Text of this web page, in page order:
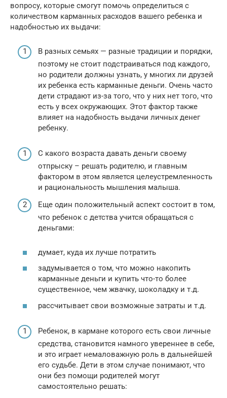
вопросу, которые смогут помочь определиться с
количеством карманных расходов вашего ребенка и
надобностью их выдачи:
В разных семьях — разные традиции и порядки,
поэтому не стоит подстраиваться под каждого,
но родители должны узнать, у многих ли друзей
их ребенка есть карманные деньги. Очень часто
дети страдают из-за того, что у них нет того, что
есть у всех окружающих. Этот фактор также
влияет на надобность выдачи личных денег
ребенку.
С какого возраста давать деньги своему
отпрыску – решать родителю, и главным
фактором в этом является целеустремленность
и рациональность мышления малыша.
Еще один положительный аспект состоит в том,
что ребенок с детства учится обращаться с
деньгами:
думает, куда их лучше потратить
задумывается о том, что можно накопить
карманные деньги и купить что-то более
существенное, чем жвачку, шоколадку и т.д.
рассчитывает свои возможные затраты и т.д.
Ребенок, в кармане которого есть свои личные
средства, становится намного увереннее в себе,
и это играет немаловажную роль в дальнейшей
его судьбе. Дети в этом случае понимают, что
они без помощи родителей могут
самостоятельно решать: